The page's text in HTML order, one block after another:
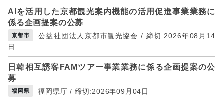
AIを活用した京都観光案内機能の活用促進事業業務に
係る企画提案の公募
京都市
公益社団法人京都市観光協会 / 締切:2026年08月14
日
日韓相互誘客FAMツアー事業業務に係る企画提案の公
募
福岡県 福岡県庁 / 締切:2026年09月04日